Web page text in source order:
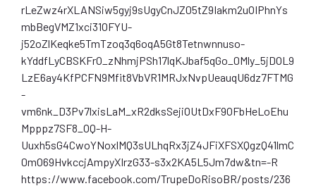
rLeZwz4rXLANSiw5gyj9sUgyCnJZ05tZ9Iakm2uOIPhnYs
mbBegVMZ1xci31OFYU-
j52oZlKeqke5TmTzoq3q6oqA5Gt8Tetnwnnuso-
kYddfLyCBSKFrO_zNhmjPSh17lqKJbaf5qGo_0Mly_5jDOL9
LzE6ay4KfPCFN9Mfit8VbVR1MRJxNvpUeauqU6dz7FTMG
-
vm6nk_D3Pv7lxisLaM_xR2dksSejiOUtDxF9OFbHeLoEhu
Mpppz7SF8_OQ-H-
Uuxh5sG4CwoYNoxlMQ3sULhqRx3jZ4JFiXFSXQgzQ41lmC
0mO69HvkccjAmpyXIrzG33-s3x2KA5L5Jm7dw&tn=-R
https://www.facebook.com/TrupeDoRisoBR/posts/236